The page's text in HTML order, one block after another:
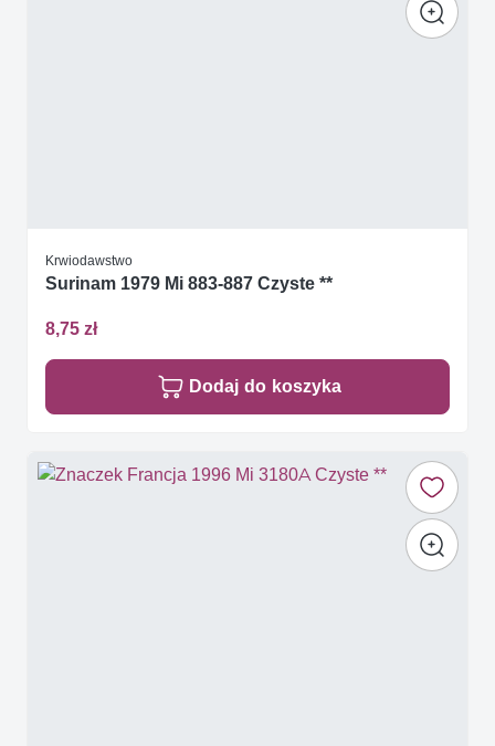
Krwiodawstwo
Surinam 1979 Mi 883-887 Czyste **
8,75 zł
Dodaj do koszyka